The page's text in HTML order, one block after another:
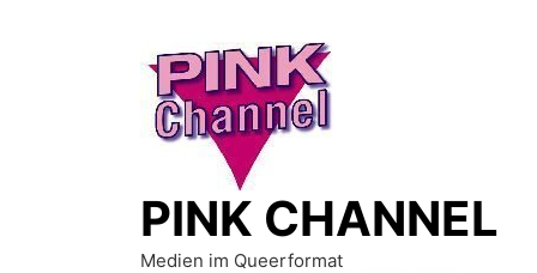
PINK CHANNEL
Medien im Queerformat